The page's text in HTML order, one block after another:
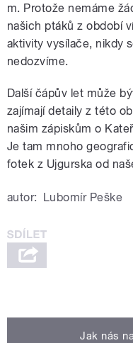
m. Protože nemáme
našich ptáků z období
aktivity vysílače, nikdy
nedozvíme.
Další čápův let může
zajímají detaily z této
našim zápiskům o
Je tam mnoho
fotek z Ujgurska od
autor: Lubomír Peške
Jak nás